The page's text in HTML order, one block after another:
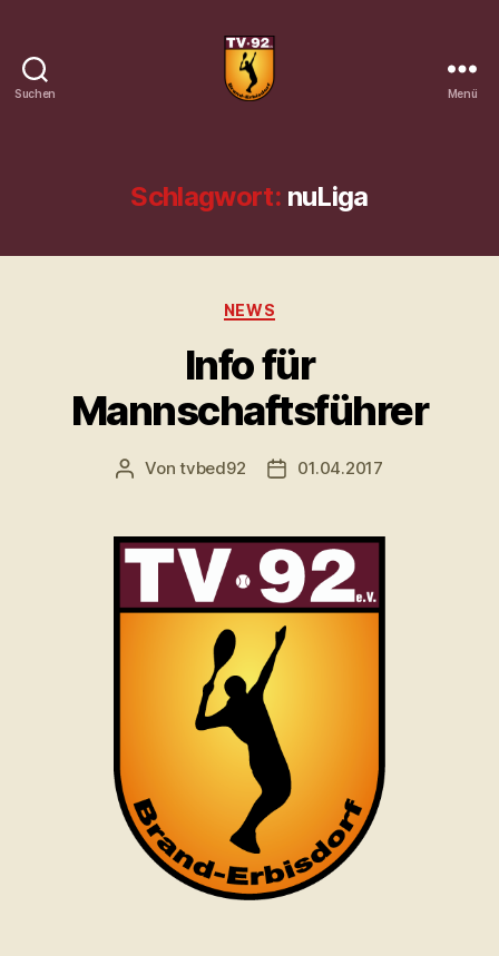
Suchen
92
e.
Menü
Schlagwort: nuLiga
Kategorien
NEWS
Info für
Mannschaftsführer
Beitragsautor
Vontvbed92 Veröffentlichungsdatum
01.04.2017